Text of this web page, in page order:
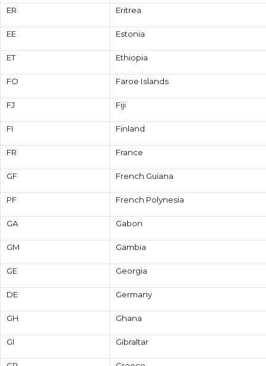
ER Eritrea
EE Estonia
ET Ethiopia
FO Faroe Islands
FJ Fiji
FI Finland
FR France
GF French Guiana
PF French Polynesia
GA Gabon
GM Gambia
GE Georgia
DE Germany
GH Ghana
GI Gibraltar